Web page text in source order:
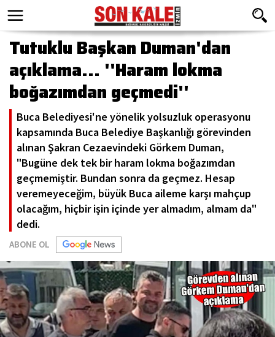
Tutuklu Başkan Duman'dan
açıklama... ''Haram lokma
boğazımdan geçmedi''
Buca Belediyesi'ne yönelik yolsuzluk operasyonu
kapsamında Buca Belediye Başkanlığı görevinden
alınan Şakran Cezaevindeki Görkem Duman,
"Bugüne dek tek bir haram lokma boğazımdan
geçmemiştir. Bundan sonra da geçmez. Hesap
veremeyeceğim, büyük Buca aileme karşı mahçup
olacağım, hiçbir işin içinde yer almadım, almam da"
dedi.
ABONE OL